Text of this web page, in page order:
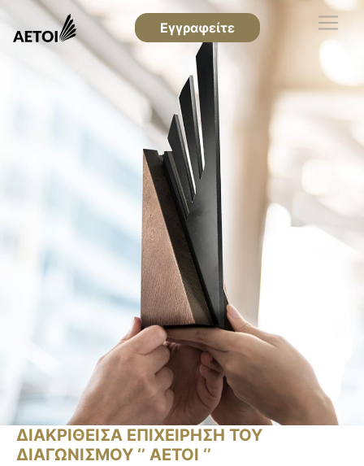
Εγγραφείτε
ΔΙΑΚΡΙΘΕΙΣΑ ΕΠΙΧΕΙΡΗΣΗ ΤΟΥ
ΔΙΑΓΩΝΙΣΜΟΥ ‘’ ΑΕΤΟΙ ‘’